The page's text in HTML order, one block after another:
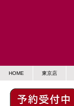
HOME 東京店